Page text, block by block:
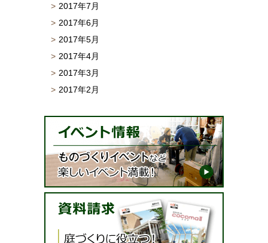
2017年7月
2017年6月
2017年5月
2017年4月
2017年3月
2017年2月